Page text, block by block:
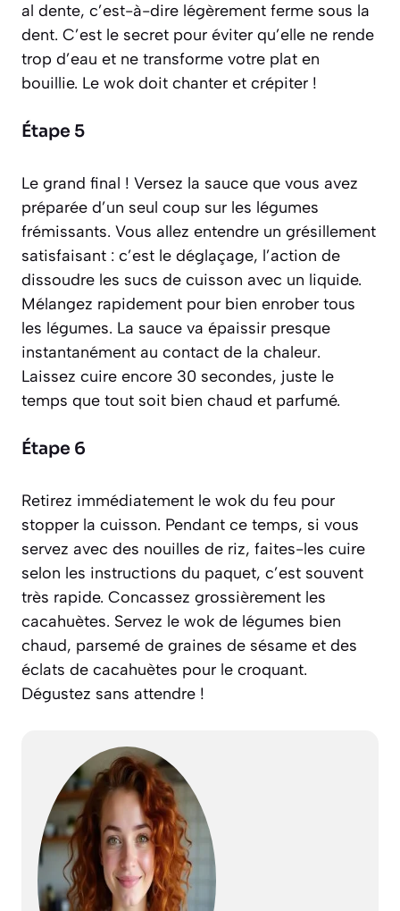
al dente, c’est-à-dire légèrement ferme sous la
dent. C’est le secret pour éviter qu’elle ne rende
trop d’eau et ne transforme votre plat en
bouillie. Le wok doit chanter et crépiter !
Étape 5
Le grand final ! Versez la sauce que vous avez
préparée d’un seul coup sur les légumes
frémissants. Vous allez entendre un grésillement
satisfaisant : c’est le déglaçage, l’action de
dissoudre les sucs de cuisson avec un liquide.
Mélangez rapidement pour bien enrober tous
les légumes. La sauce va épaissir presque
instantanément au contact de la chaleur.
Laissez cuire encore 30 secondes, juste le
temps que tout soit bien chaud et parfumé.
Étape 6
Retirez immédiatement le wok du feu pour
stopper la cuisson. Pendant ce temps, si vous
servez avec des nouilles de riz, faites-les cuire
selon les instructions du paquet, c’est souvent
très rapide. Concassez grossièrement les
cacahuètes. Servez le wok de légumes bien
chaud, parsemé de graines de sésame et des
éclats de cacahuètes pour le croquant.
Dégustez sans attendre !